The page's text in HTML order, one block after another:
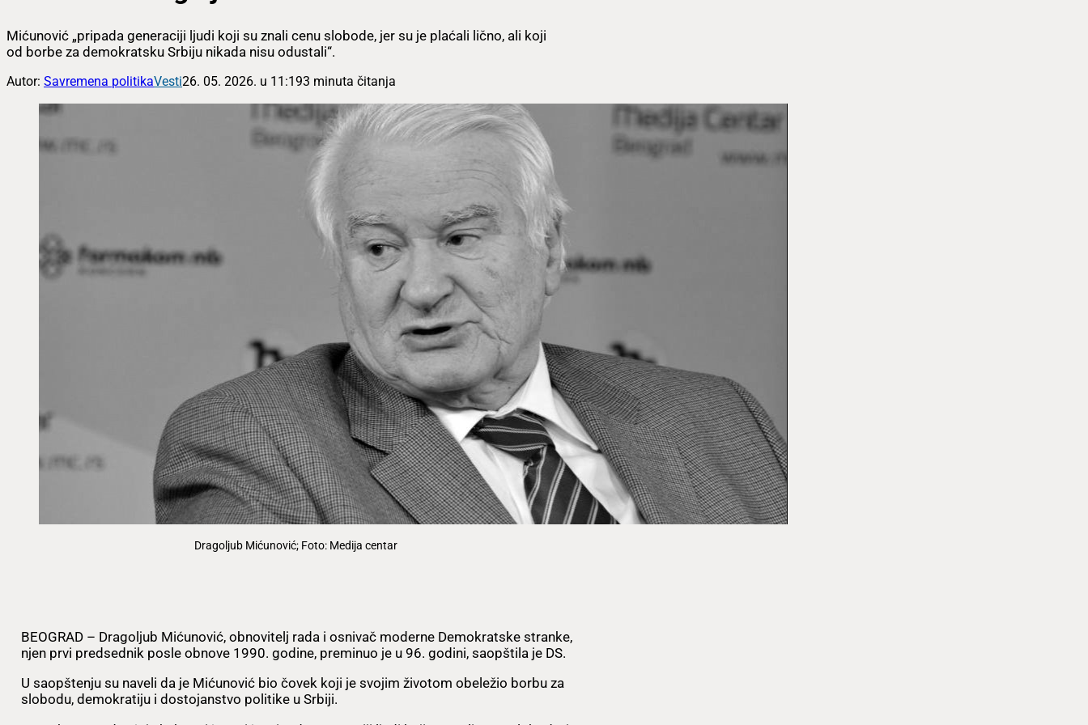
Mićunović „pripada generaciji ljudi koji su znali cenu slobode, jer su je plaćali lično, ali koji
od borbe za demokratsku Srbiju nikada nisu odustali“.
Autor: Savremena politikaVesti26. 05. 2026. u 11:193 minuta čitanja
Dragoljub Mićunović; Foto: Medija centar
BEOGRAD – Dragoljub Mićunović, obnovitelj rada i osnivač moderne Demokratske stranke,
njen prvi predsednik posle obnove 1990. godine, preminuo je u 96. godini, saopštila je DS.
U saopštenju su naveli da je Mićunović bio čovek koji je svojim životom obeležio borbu za
slobodu, demokratiju i dostojanstvo politike u Srbiji.